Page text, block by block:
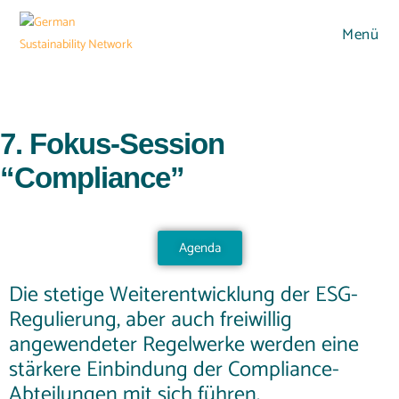
Menü
7. Fokus-Session
“Compliance”
Agenda
Die stetige Weiterentwicklung der ESG-
Regulierung, aber auch freiwillig
angewendeter Regelwerke werden eine
stärkere Einbindung der Compliance-